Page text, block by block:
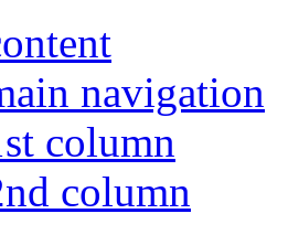
navigation
column
column